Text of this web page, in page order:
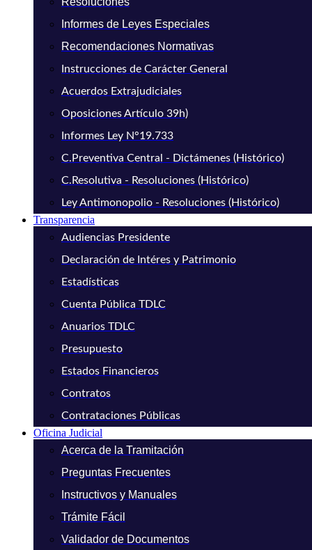
Informes de Leyes Especiales
Recomendaciones Normativas
Instrucciones de Carácter General
Acuerdos Extrajudiciales
Oposiciones Artículo 39h)
Informes Ley N°19.733
C.Preventiva Central - Dictámenes (Histórico)
C.Resolutiva - Resoluciones (Histórico)
Ley Antimonopolio - Resoluciones (Histórico)
Transparencia
Audiencias Presidente
Declaración de Intéres y Patrimonio
Estadísticas
Cuenta Pública TDLC
Anuarios TDLC
Presupuesto
Estados Financieros
Contratos
Contrataciones Públicas
Oficina Judicial
Acerca de la Tramitación
Preguntas Frecuentes
Instructivos y Manuales
Trámite Fácil
Validador de Documentos